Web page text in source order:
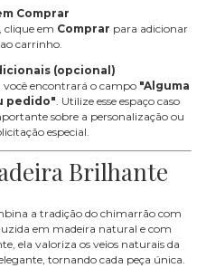
Comprar
clique em Comprar para adicionar
carrinho.
(opcional)
você encontrará o campo "Alguma
pedido" . Utilize esse espaço caso
sobre a personalização ou
especial.
Brilhante
a tradição do chimarrão com
em madeira natural e com
ela valoriza os veios naturais da
tornando cada peça única.